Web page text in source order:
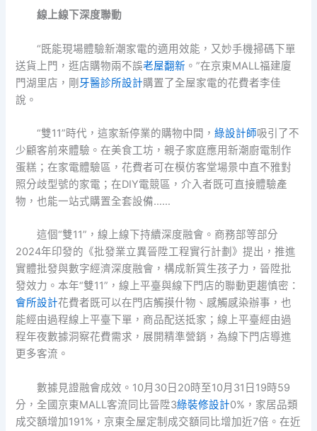
線上線下深度聯動
“既能現場體驗新潮家電的適用效能，又妙手機掃碼下單
送貨上門，逛店購物兩不誤老屋翻新 。”在京東MALL福建廈
門湖里店，剛 牙醫診所設計購置了全屋家電的花費者李佳
說。
“雙11”時代，這家新停業的購物中間， 綠設計師吸引了不
少顧客前來體驗。在美食工坊，親子家庭應用新潮廚電制作
蛋糕；在家電體驗區，花費者可在模仿客堂場景中直不雅對
照分歧型號的家電；在DIY電競區，介入者既可直接體驗產
物，也能一站式購置全套設備……
這個“雙11”，線上線下持續深度融會。商務部等部分
2024年印發的《批發業立異晉陞工程實行計劃》提出，推進
實體批發與數字經濟深度融會，構成新質生孩子力，晉陞批
發效力。本年“雙11”，線上平臺與線下門店的聯動更趨慎密：
會所設計花費者既可以在門店觸摸什物、感觸感染辦事，也
能經由過程線上平臺下單，商品配送抵家；線上平臺經由過
程年夜數據洞察花費需求，展開精準營銷，為線下門店導進
更多客流。
數據見證融會成效。10月30日20時至10月31日19時59
分，全國京東MALL客流同比晉陞3綠裝修設計0%，家居品類
成交額增加191%，京東全屋定制成交額同比增加近7倍。在近